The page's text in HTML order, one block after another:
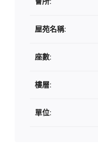
屋苑名稱:
座數:
樓層:
單位: